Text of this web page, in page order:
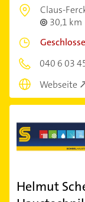
Claus-
30,1 km
040 6 03
Webseite
Helmut